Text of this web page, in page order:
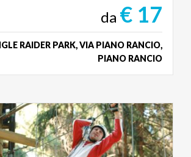
da € 17
RAIDER PARK, VIA PIANO RANCIO,
PIANO RANCIO